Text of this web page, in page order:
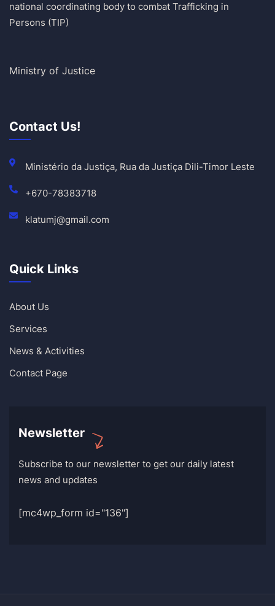
national coordinating body to combat Trafficking in
Persons (TIP)
Ministry of Justice
Contact Us!
Ministério da Justiça, Rua da Justiça Dili-Timor Leste
+670-78383718
klatumj@gmail.com
Quick Links
About Us
Services
News & Activities
Contact Page
Newsletter
Subscribe to our newsletter to get our daily latest
news and updates
[mc4wp_form id="136"]